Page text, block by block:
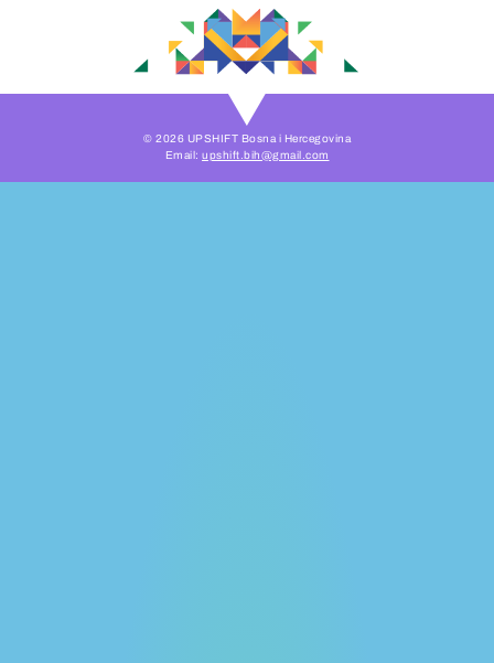
© 2026 UPSHIFT Bosna i Hercegovina
Email: upshift.bih@gmail.com